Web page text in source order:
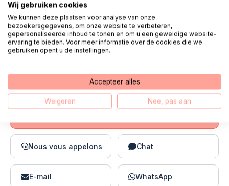
Contact
Bonjour, je m'appelle Fred. Mes collègues
et moi sommes debout
Nous vous appelons Chat
E-mail WhatsApp
Wij gebruiken cookies
We kunnen deze plaatsen voor analyse van onze
bezoekersgegevens, om onze website te verbeteren,
gepersonaliseerde inhoud te tonen en om u een geweldige website-
ervaring te bieden. Voor meer informatie over de cookies die we
gebruiken opent u de instellingen.
Accepteer alles
Weigeren Nee, pas aan